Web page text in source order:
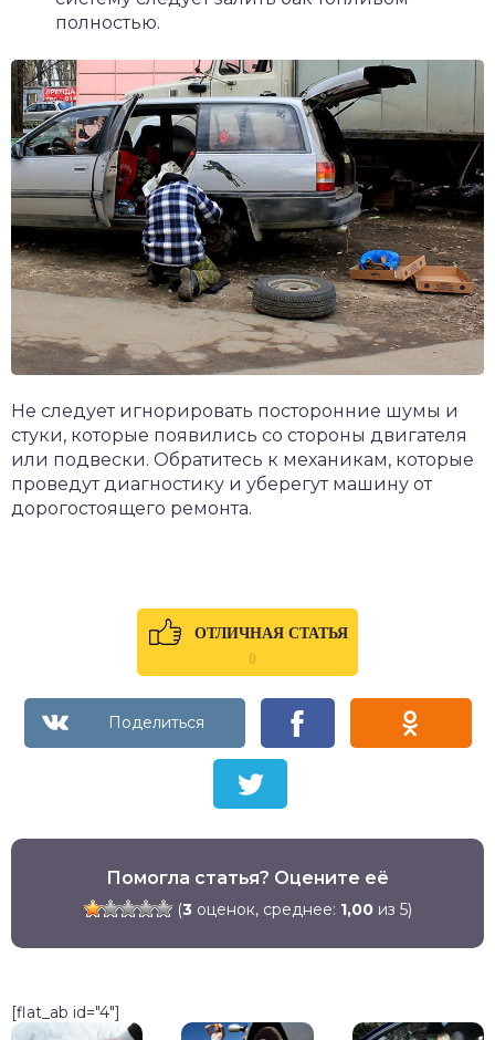
полностью.
Не следует игнорировать посторонние шумы и
стуки, которые появились со стороны двигателя
или подвески. Обратитесь к механикам, которые
проведут диагностику и уберегут машину от
дорогостоящего ремонта.
ОТЛИЧНАЯ СТАТЬЯ
0
Помогла статья? Оцените её
(3 оценок, среднее: 1,00из 5)
[flat_ab id="4"]